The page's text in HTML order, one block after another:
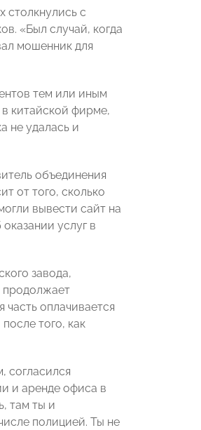
столкнулись с
«Был случай, когда
мошенник для
тем или иным
китайской фирме,
не удалась и
объединения
от того, сколько
вывести сайт на
услуг в
завода,
продолжает
оплачивается
того, как
согласился
и аренде офиса в
там ты и
полицией. Ты не